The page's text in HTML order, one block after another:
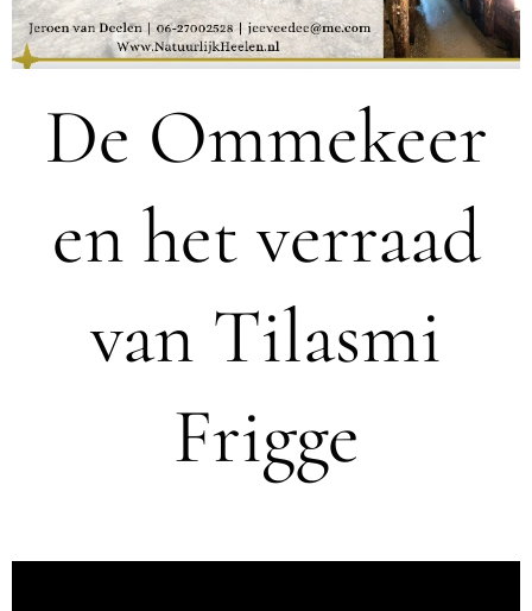
De Ommekeer
en het verraad
van Tilasmi
Frigge